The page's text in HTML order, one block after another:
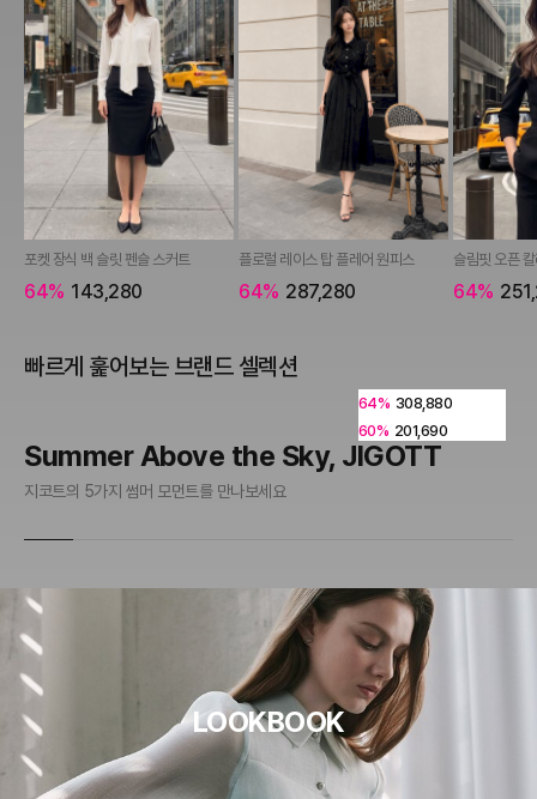
포켓 장식 백 슬릿 펜슬 스커트
64% 143,280
플로럴 레이스 탑 플레어 원피스
64% 287,280
슬림핏 오픈
64%
빠르게 훑어보는 브랜드 셀렉션
Summer Above the Sky, JIGOTT
지코트의 5가지 썸머 모먼트를 만나보세요
64% 308,880
60% 201,690
LOOKBOOK